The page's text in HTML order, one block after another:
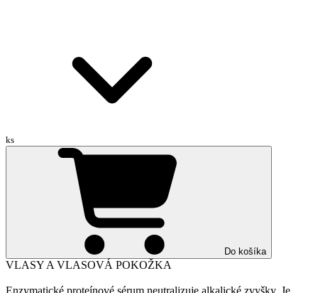
ks
Do košíka
VLASY A VLASOVÁ POKOŽKA
Enzymatické proteínové sérum neutralizuje alkalické zvyšky. Je